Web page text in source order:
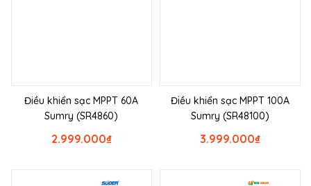
Điều khiển sạc MPPT 60A
Sumry (SR4860)
₫
2.999.000
Điều khiển sạc MPPT 100A
Sumry (SR48100)
₫
3.999.000